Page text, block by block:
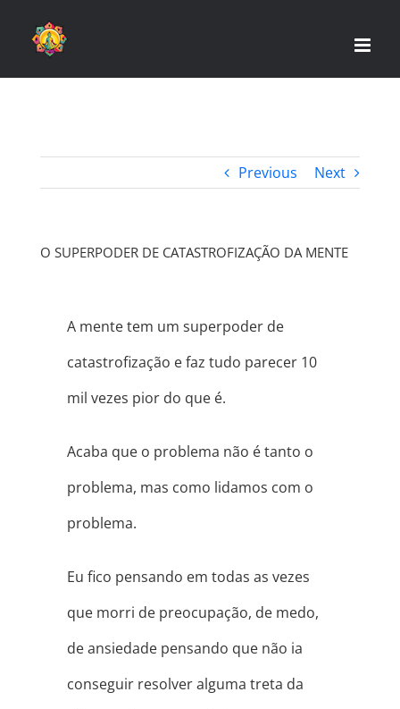
Previous Next
O SUPERPODER DE CATASTROFIZAÇÃO DA MENTE
A mente tem um superpoder de
catastrofização e faz tudo parecer 10
mil vezes pior do que é.
Acaba que o problema não é tanto o
problema, mas como lidamos com o
problema.
Eu fico pensando em todas as vezes
que morri de preocupação, de medo,
de ansiedade pensando que não ia
conseguir resolver alguma treta da